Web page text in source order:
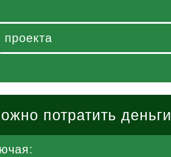
потратить деньги